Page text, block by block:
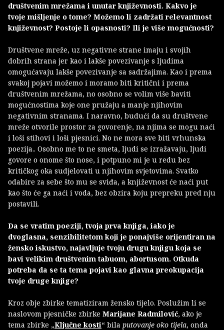
društvenim mrežama i unutar književnosti. Kakvo je
tvoje mišljenje o tome? Možemo li zadržati relevantnost
književnost? Postoje li opasnosti? Ili je više mogućnosti?
Društvene mreže, uz negativne strane imaju i svojih
dobrih strana jer kao i lakše povezivanje s ljudima
omogućavaju lakše povezivanje sa sadržajima. Kao i prema
svakoj pojavi možemo i moramo biti kritični i prema
društvenim mrežama, no osobno se volim više baviti
mogućnostima koje one pružaju a manje njihovim
negativnim stranama. I naravno, budući da su društvene
mreže otvorile prostor za govorenje, na njima se mogu naći
i loši stihovi i loši pjesnici. No ne mora sve biti vrhunska
poezija.. Osobno me to ne smeta, ljudi se izražavaju, ljudi
govore o onome što nose, i potpuno mi je u redu bez
kritičkog oka sudjelovati u njihovim svjetovima. Svatko
odabire za sebe što mu se sviđa, a književnost će naći put
kao što će ga naći i voda, bez obzira koju prepreku pred nju
postavili.
Da se vratim poeziji, tvoja prva knjiga, iako je
dvoglasna, senzibilitetom koji je ponajviše orijentiran na
žensko iskustvo, najavljuje tvoju drugu knjigu koja se
bavi velikim društvenim tabuom, abortusom. Otkuda
potreba da se ta tema pojavi kao glavna preokupacija
tvoje druge knjige?
Kroz obje zbirke tematiziram žensko tijelo. Poslužim li se
naslovom pjesničke zbirke Marijane Radmilović, ako je
tema zbirke „Ključne kosti“ bila putovanje oko tijela, onda